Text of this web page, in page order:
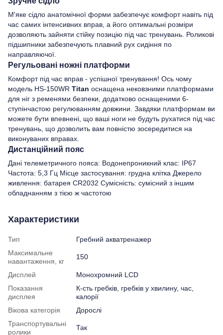
М'яке сідло анатомічної форми забезпечує комфорт навіть під
час самих інтенсивних вправ, а його оптимальні розміри
дозволяють зайняти стійку позицію під час тренувань. Роликові
підшипники забезпечують плавний рух сидіння по
направляючої.
Регульовані ножні платформи
Комфорт під час вправ - успішної тренування! Ось чому
модель HS-150WR Titan оснащена нековзними платформами
для ніг з ременями безпеки, додатково оснащеними 6-
ступінчастою регулюванням довжини. Завдяки платформам ви
можете бути впевнені, що ваші ноги не будуть рухатися під час
тренувань, що дозволить вам повністю зосередитися на
виконуваних вправах.
Дистанційний пояс
Дані телеметричного пояса: Водонепроникний клас: IP67
Частота: 5,3 Гц Місце застосування: грудна клітка Джерело
живлення: батарея CR2032 Сумісність: сумісний з іншим
обладнанням з тією ж частотою
Характеристики
Тип
Гребний акватренажер
Максимальне
навантаження, кг
150
Дисплей
Монохромний LCD
Показання
дисплея
К-сть гребків, гребків у хвилину, час,
калорії
Вікова категорія
Дорослі
Транспортувальні
ролики
Так